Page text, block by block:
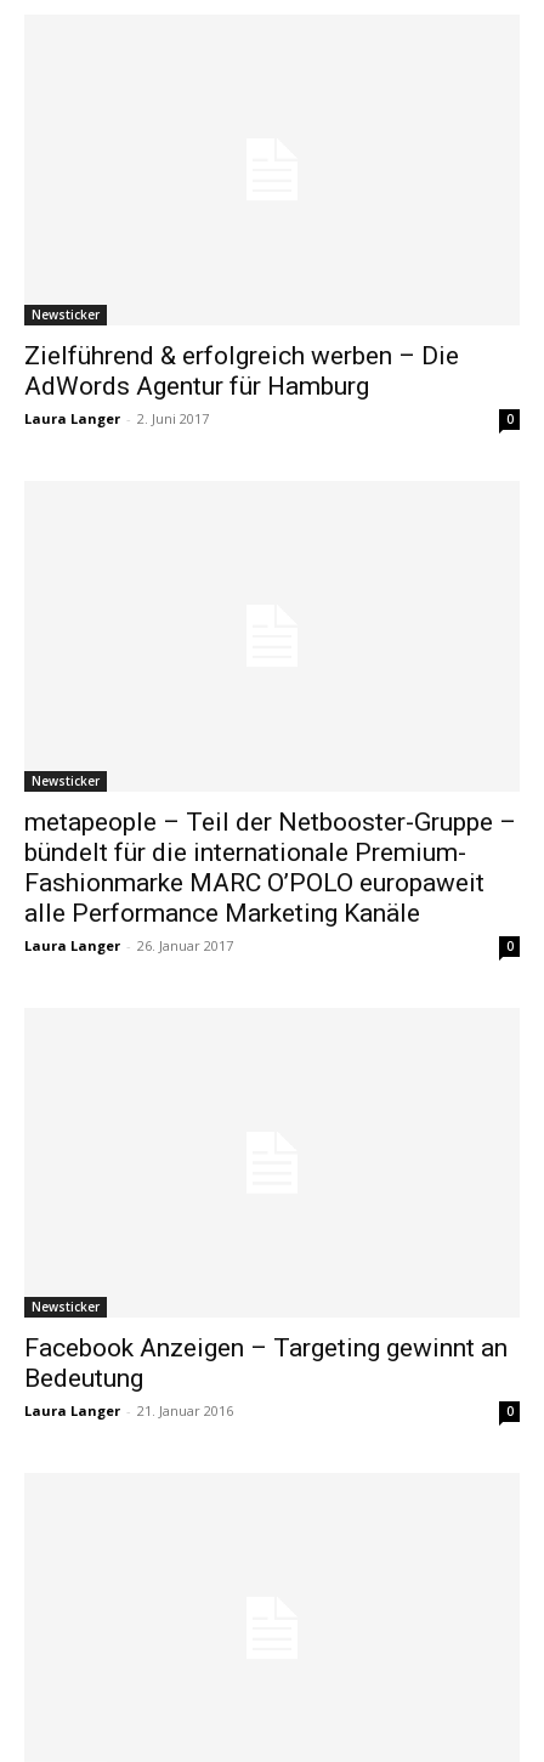
Newsticker
Zielführend & erfolgreich werben – Die
AdWords Agentur für Hamburg
Laura Langer - 2. Juni 2017 0
Newsticker
metapeople – Teil der Netbooster-Gruppe –
bündelt für die internationale Premium-
Fashionmarke MARC O’POLO europaweit
alle Performance Marketing Kanäle
Laura Langer - 26. Januar 2017 0
Newsticker
Facebook Anzeigen – Targeting gewinnt an
Bedeutung
Laura Langer - 21. Januar 2016 0